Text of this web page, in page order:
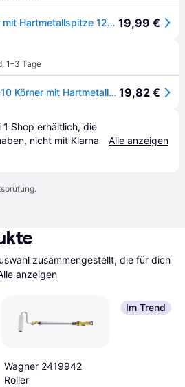
Gedore 100 A-10 Körner mit Hartmetallspitze 120x10x4mm 8721720 19,99 €
, 1–3 Tage
Gedore, Meissel, 100 A-10 Körner mit Hartmetallspitze 120x10x4 mm 19,82 €
1 Shop erhältlich, die
nicht mit Klarna
Alle anzeigen
zusammengestellt, die für dich
anzeigen
Wagner 2419942
Roller
Im Trend